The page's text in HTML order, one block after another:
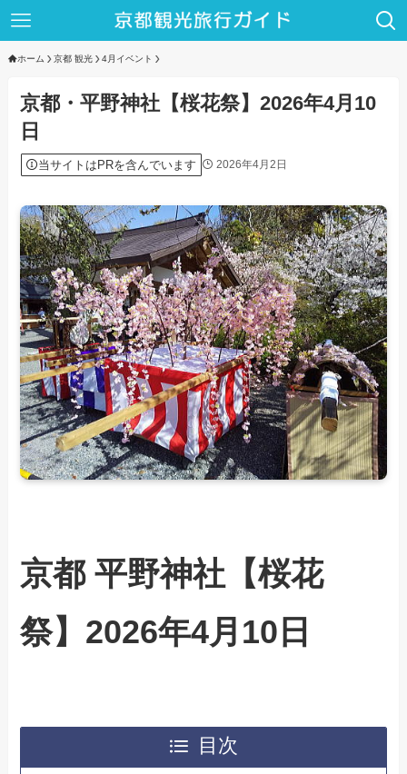
ホーム 京都 観光 4月イベント
京都・平野神社【桜花祭】2026年4月10
日
当サイトはPRを含んでいます 2026年4月2日
京都 平野神社【桜花
祭】2026年4月10日
目次